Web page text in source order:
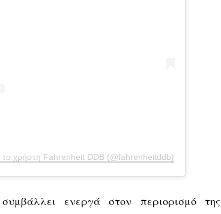
το χρήστη Fahrenheit DDB (@fahrenheitddb)
ενεργά στον περιορισμό της